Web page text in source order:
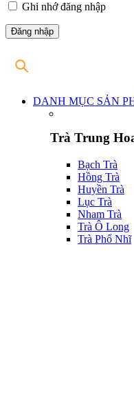
Ghi nhớ đăng nhập
DANH MỤC SẢN
Trà Trung
Bạch Trà
Hồng Trà
Huyền Trà
Lục Trà
Nham Trà
Trà Ô Long
Trà Phổ Nhĩ